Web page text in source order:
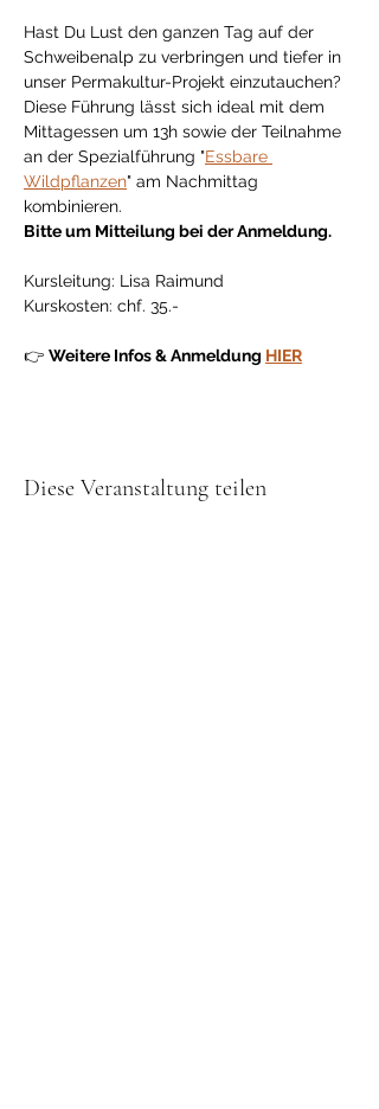
Hast Du Lust den ganzen Tag auf der
Schweibenalp zu verbringen und tiefer in
unser Permakultur-Projekt einzutauchen?
Diese Führung lässt sich ideal mit dem
Mittagessen um 13h sowie der Teilnahme
an der Spezialführung "Essbare
Wildpflanzen" am Nachmittag
kombinieren.
Bitte um Mitteilung bei der Anmeldung.
Kursleitung: Lisa Raimund
Kurskosten: chf. 35.-
👉 Weitere Infos & Anmeldung HIER
Diese Veranstaltung teilen